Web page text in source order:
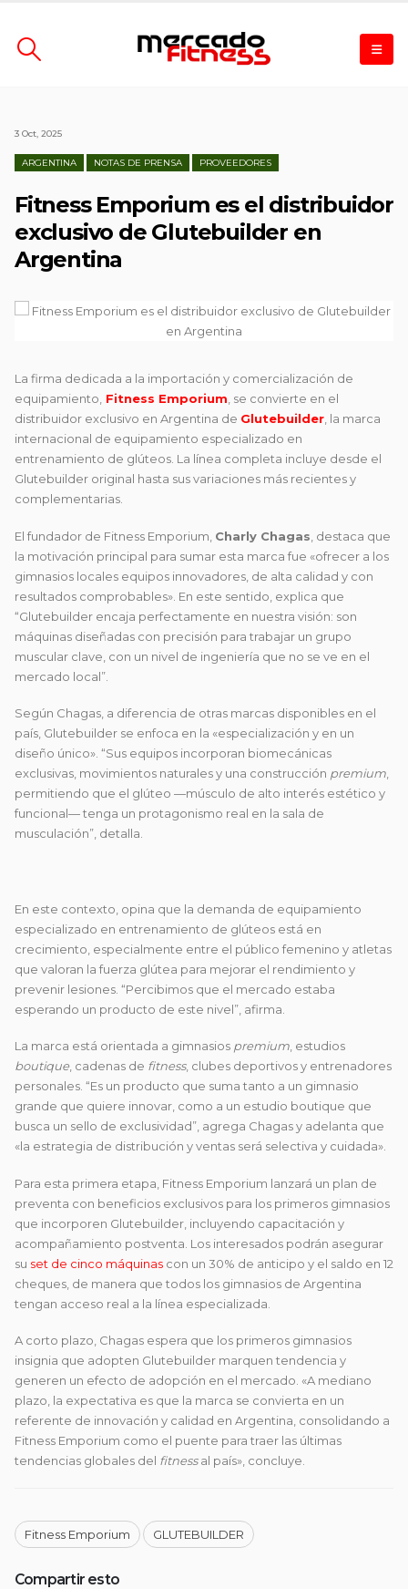
3 Oct, 2025
ARGENTINA NOTAS DE PRENSA PROVEEDORES
Fitness Emporium es el distribuidor
exclusivo de Glutebuilder en
Argentina
La firma dedicada a la importación y comercialización de
equipamiento, Fitness Emporium , se convierte en el
distribuidor exclusivo en Argentina de Glutebuilder , la marca
internacional de equipamiento especializado en
entrenamiento de glúteos. La línea completa incluye desde el
Glutebuilder original hasta sus variaciones más recientes y
complementarias.
El fundador de Fitness Emporium, Charly Chagas , destaca que
la motivación principal para sumar esta marca fue «ofrecer a los
gimnasios locales equipos innovadores, de alta calidad y con
resultados comprobables». En este sentido, explica que
“Glutebuilder encaja perfectamente en nuestra visión: son
máquinas diseñadas con precisión para trabajar un grupo
muscular clave, con un nivel de ingeniería que no se ve en el
mercado local”.
Según Chagas, a diferencia de otras marcas disponibles en el
país, Glutebuilder se enfoca en la «especialización y en un
diseño único». “Sus equipos incorporan biomecánicas
exclusivas, movimientos naturales y una construcción premium
permitiendo que el glúteo —músculo de alto interés estético y
funcional— tenga un protagonismo real en la sala de
musculación”, detalla.
En este contexto, opina que la demanda de equipamiento
especializado en entrenamiento de glúteos está en
crecimiento, especialmente entre el público femenino y atletas
que valoran la fuerza glútea para mejorar el rendimiento y
prevenir lesiones. “Percibimos que el mercado estaba
esperando un producto de este nivel”, afirma.
La marca está orientada a gimnasios premium, estudios
boutique, cadenas de fitness, clubes deportivos y entrenadores
personales. “Es un producto que suma tanto a un gimnasio
grande que quiere innovar, como a un estudio boutique que
busca un sello de exclusividad”, agrega Chagas y adelanta que
«la estrategia de distribución y ventas será selectiva y cuidada».
Para esta primera etapa, Fitness Emporium lanzará un plan de
preventa con beneficios exclusivos para los primeros gimnasios
que incorporen Glutebuilder, incluyendo capacitación y
acompañamiento postventa. Los interesados podrán asegurar
su set de cinco máquinas con un 30% de anticipo y el saldo en 12
cheques, de manera que todos los gimnasios de Argentina
tengan acceso real a la línea especializada.
A corto plazo, Chagas espera que los primeros gimnasios
insignia que adopten Glutebuilder marquen tendencia y
generen un efecto de adopción en el mercado. «A mediano
plazo, la expectativa es que la marca se convierta en un
referente de innovación y calidad en Argentina, consolidando a
Fitness Emporium como el puente para traer las últimas
tendencias globales del fitnessal país», concluye.
Fitness Emporium GLUTEBUILDER
Compartir esto